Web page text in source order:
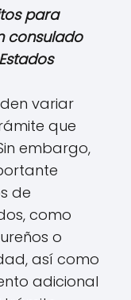
para
consulado
variar
que
embargo,
de
como
o
así como
adicional